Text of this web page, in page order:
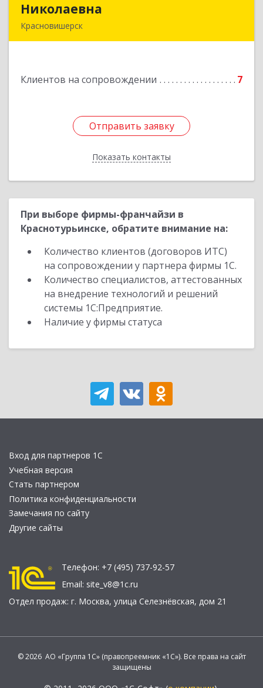
Николаевна
Красновишерск
Клиентов на сопровождении 7
Отправить заявку
Показать контакты
Подробнее
Отправить заявку
Назад
При выборе фирмы-франчайзи в
Краснотурьинске, обратите внимание на:
Количество клиентов (договоров ИТС)
на сопровождении у партнера фирмы 1С.
Количество специалистов, аттестованных
на внедрение технологий и решений
системы 1С:Предприятие.
Наличие у фирмы статуса
Вход для партнеров 1С
Учебная версия
Стать партнером
Политика конфиденциальности
Замечания по сайту
Другие сайты
Телефон: +7 (495) 737-92-57
Email: site_v8@1c.ru
Отдел продаж: г. Москва, улица Селезнёвская, дом 21
© 2026 АО «Группа 1С» (правопреемник «1С»). Все права на сайт
защищены